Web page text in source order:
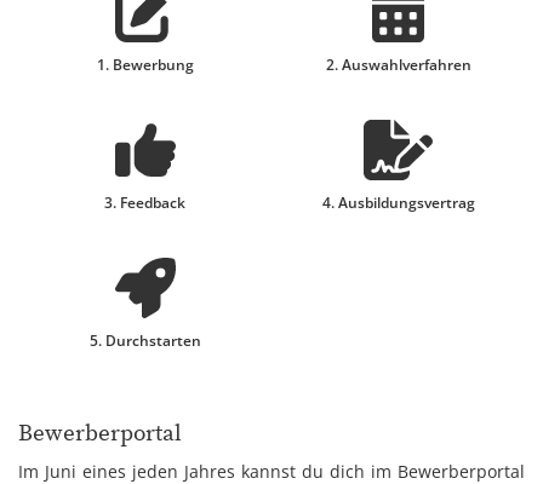
1. Bewerbung 2. Auswahlverfahren
3. Feedback 4. Ausbildungsvertrag
5. Durchstarten
Bewerberportal
Im Juni eines jeden Jahres kannst du dich im Bewerberportal